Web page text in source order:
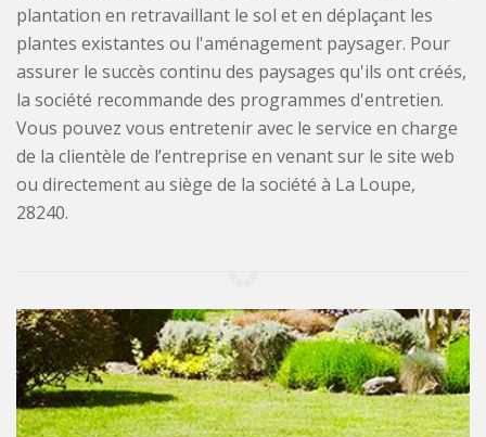
plantation en retravaillant le sol et en déplaçant les
plantes existantes ou l'aménagement paysager. Pour
assurer le succès continu des paysages qu'ils ont créés,
la société recommande des programmes d'entretien.
Vous pouvez vous entretenir avec le service en charge
de la clientèle de l’entreprise en venant sur le site web
ou directement au siège de la société à La Loupe,
28240.